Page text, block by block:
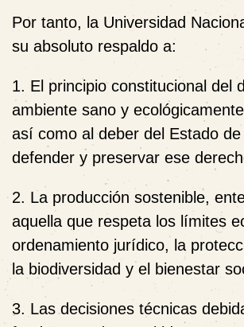
Por tanto, la Universidad
su absoluto respaldo a:
1. El principio constitucional del
ambiente sano y
así como al deber del Estado de
defender y preservar ese
2. La producción sostenible,
aquella que respeta los límites
ordenamiento jurídico, la
la biodiversidad y el bienestar
3. Las decisiones técnicas